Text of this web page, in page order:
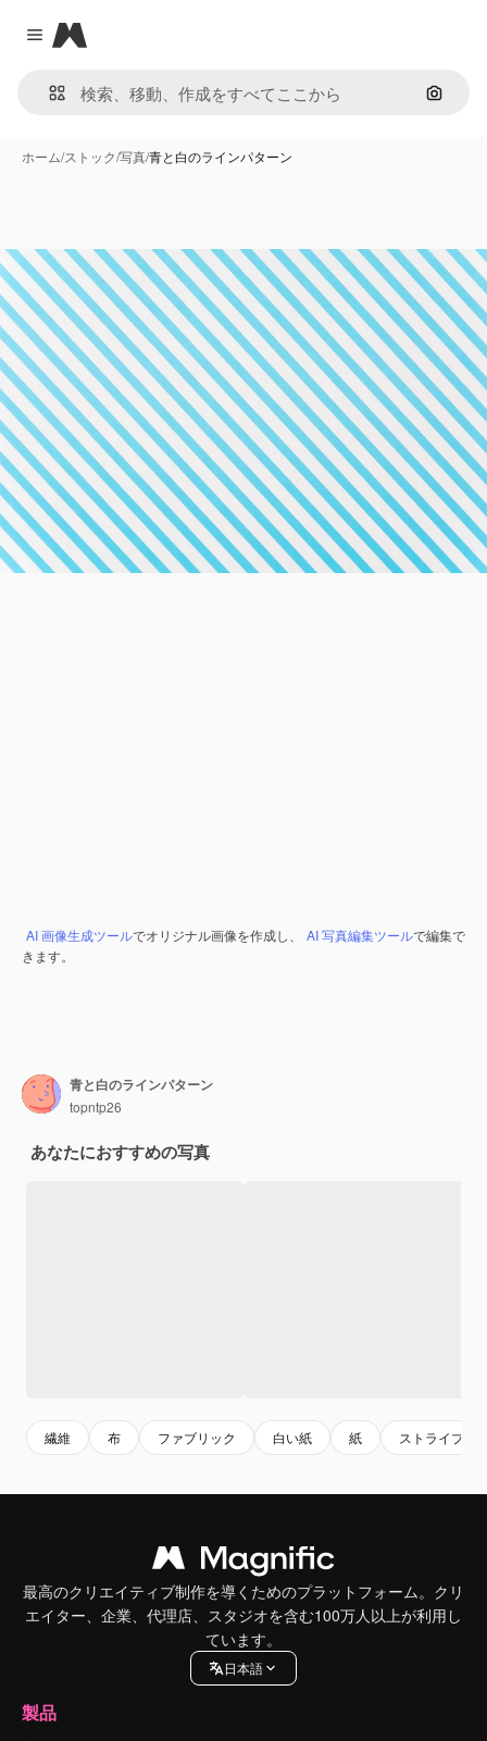
Close menu
Magnific
画像で
ホーム/ストック/写真/青と白のラインパターン
AI 画像生成ツールでオリジナル画像を作成し、 AI 写真編集ツールで編集で
きます。
青と白のラインパターン
topntp26
あなたにおすすめの写真
繊維 布 ファブリック 白い紙 紙 ストライプ
最高のクリエイティブ制作を導くためのプラットフォーム。クリ
エイター、企業、代理店、スタジオを含む100万人以上が利用し
ています。
日本語
製品